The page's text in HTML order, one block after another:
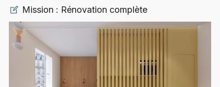
Mission : Rénovation complète